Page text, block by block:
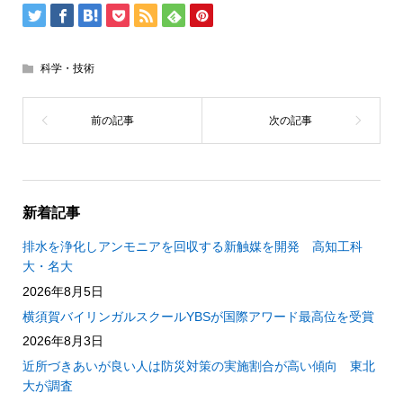
科学・技術
新着記事
排水を浄化しアンモニアを回収する新触媒を開発 高知工科
大・名大
2026年8月5日
横須賀バイリンガルスクールYBSが国際アワード最高位を受賞
2026年8月3日
近所づきあいが良い人は防災対策の実施割合が高い傾向 東北
大が調査